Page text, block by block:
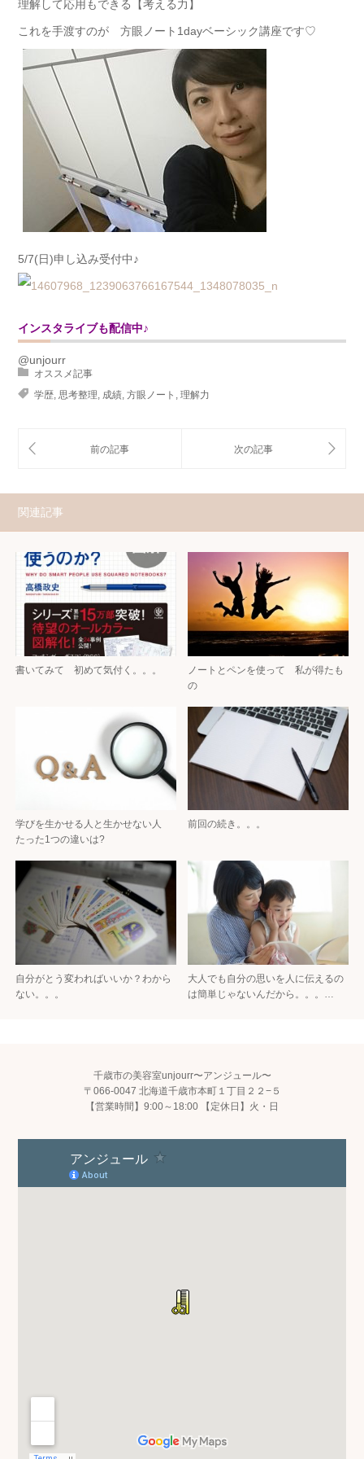
理解して応用もできる【考える力】
これを手渡すのが 方眼ノート1dayベーシック講座です♡
5/7(日)申し込み受付中♪
インスタライブも配信中♪
@unjourr
オススメ記事
学歴 思考整理 成績 方眼ノート 理解力
関連記事
書いてみて 初めて気付く。。。
ノートとペンを使って 私が得たも
の
学びを生かせる人と生かせない人
たった1つの違いは?
前回の続き。。。
自分がとう変わればいいか？わから
ない。。。
大人でも自分の思いを人に伝えるの
は簡単じゃないんだから。。。…
千歳市の美容室unjourr〜アンジュール〜
〒066-0047 北海道千歳市本町１丁目２２−５
【営業時間】9:00～18:00 【定休日】火・日